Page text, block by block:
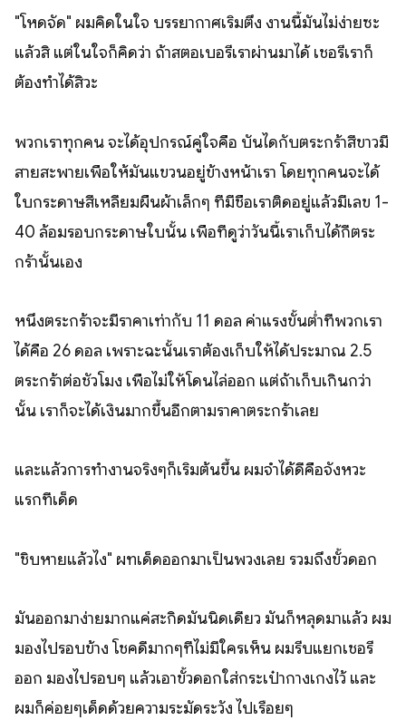
"โหดจัด" ผมคิดในใจ บรรยากาศเริ่มตึง งานนี้มันไม่ง่ายซะ
แล้วสิ แต่ในใจก็คิดว่า ถ้าสตอเบอรี่เราผ่านมาได้ เชอรี่เราก็
ต้องทำได้สิวะ
พวกเราทุกคน จะได้อุปกรณ์คู่ใจคือ บันไดกับตระกร้าสีขาวมี
สายสะพายเพื่อให้มันแขวนอยู่ข้างหน้าเรา โดยทุกคนจะได้
ใบกระดาษสีเหลี่ยมผืนผ้าเล็กๆ ที่มีชื่อเราติดอยู่แล้วมีเลข 1-
40 ล้อมรอบกระดาษใบนั้น เพื่อที่ดูว่าวันนี้เราเก็บได้กี่ตระ
กร้านั้นเอง
หนึ่งตระกร้าจะมีราคาเท่ากับ 11 ดอล ค่าแรงขั้นต่ำที่พวกเรา
ได้คือ 26 ดอล เพราะฉะนั้นเราต้องเก็บให้ได้ประมาณ 2.5
ตระกร้าต่อชั่วโมง เพื่อไม่ให้โดนไล่ออก แต่ถ้าเก็บเกินกว่า
นั้น เราก็จะได้เงินมากขึ้นอีกตามราคาตระกร้าเลย
และแล้วการทำงานจริงๆก็เริ่มต้นขึ้น ผมจำได้ดีคือจังหวะ
แรกที่เด็ด
"ชิบหายแล้วไง" ผทเด็ดออกมาเป็นพวงเลย รวมถึงขั้วดอก
มันออกมาง่ายมากแค่สะกิดมันนิดเดียว มันก็หลุดมาแล้ว ผม
มองไปรอบข้าง โชคดีมากๆที่ไม่มีใครเห็น ผมรีบแยกเชอรี่
ออก มองไปรอบๆ แล้วเอาขั้วดอกใส่กระเป๋ากางเกงไว้ และ
ผมก็ค่อยๆเด็ดด้วยความระมัดระวัง ไปเรื่อยๆ